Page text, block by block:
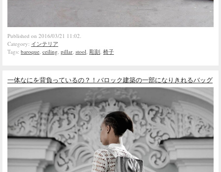
Published on 2016/03/21 11:02.
Category: インテリア
Tags: baroque ceiling pillar stool 彫刻 椅子
一体なにを背負っているの？！バロック建築の一部になりきれるバッグ